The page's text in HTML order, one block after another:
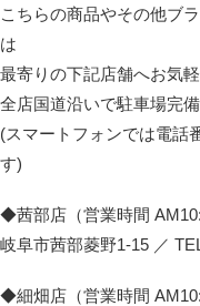
こちらの商品やその他ブ
は
最寄りの下記店舗へお気
全店国道沿いで駐車場完備
(スマートフォンでは電話
す)
◆茜部店（営業時間
岐阜市茜部菱野1-15 ／
◆細畑店（営業時間